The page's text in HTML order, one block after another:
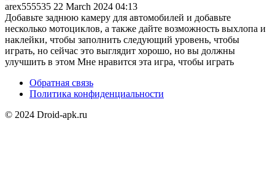
arex555535 22 March 2024 04:13
Добавьте заднюю камеру для автомобилей и добавьте
несколько мотоциклов, а также дайте возможность выхлопа и
наклейки, чтобы заполнить следующий уровень, чтобы
играть, но сейчас это выглядит хорошо, но вы должны
улучшить в этом Мне нравится эта игра, чтобы играть
Обратная связь
Политика конфиденциальности
© 2024 Droid-apk.ru